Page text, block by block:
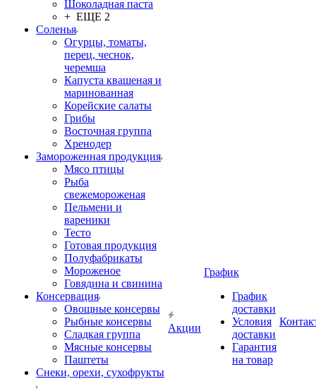
Шоколадная паста
+ ЕЩЕ 2
Соленья
Огурцы, томаты,
перец, чеснок,
черемша
Капуста квашеная и
маринованная
Корейские салаты
Грибы
Восточная группа
Хренодер
Замороженная продукция
Мясо птицы
Рыба
свежемороженая
Пельмени и
вареники
Тесто
Готовая продукция
Полуфабрикаты
Мороженое
Говядина и свинина
Консервация
Овощные консервы
Рыбные консервы
Сладкая группа
Мясные консервы
Паштеты
Снеки, орехи, сухофрукты
Акции
График
График
доставки
Условия
доставки
Гарантия
на товар